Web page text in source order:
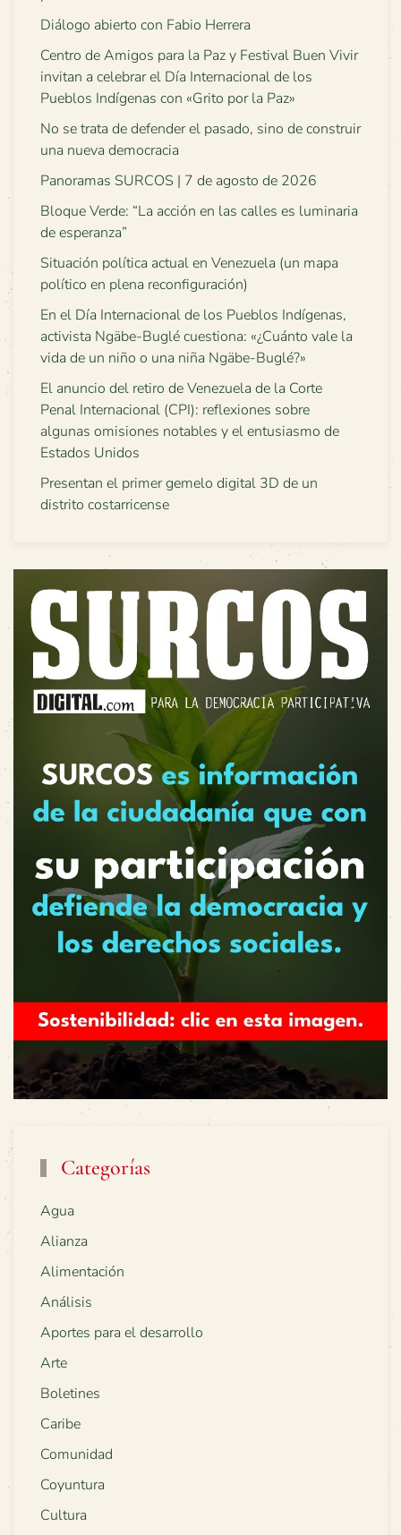
Diálogo abierto con Fabio Herrera
Centro de Amigos para la Paz y Festival Buen Vivir
invitan a celebrar el Día Internacional de los
Pueblos Indígenas con «Grito por la Paz»
No se trata de defender el pasado, sino de construir
una nueva democracia
Panoramas SURCOS | 7 de agosto de 2026
Bloque Verde: “La acción en las calles es luminaria
de esperanza”
Situación política actual en Venezuela (un mapa
político en plena reconfiguración)
En el Día Internacional de los Pueblos Indígenas,
activista Ngäbe-Buglé cuestiona: «¿Cuánto vale la
vida de un niño o una niña Ngäbe-Buglé?»
El anuncio del retiro de Venezuela de la Corte
Penal Internacional (CPI): reflexiones sobre
algunas omisiones notables y el entusiasmo de
Estados Unidos
Presentan el primer gemelo digital 3D de un
distrito costarricense
Categorías
Agua
Alianza
Alimentación
Análisis
Aportes para el desarrollo
Arte
Boletines
Caribe
Comunidad
Coyuntura
Cultura